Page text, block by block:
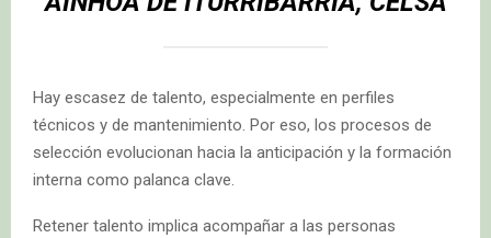
Hay escasez de talento, especialmente en perfiles
técnicos y de mantenimiento. Por eso, los procesos de
selección evolucionan hacia la anticipación y la formación
interna como palanca clave.
Retener talento implica acompañar a las personas